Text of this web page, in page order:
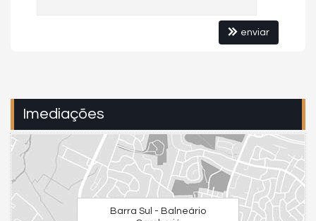
enviar
Imediações
Barra Sul - Balneário